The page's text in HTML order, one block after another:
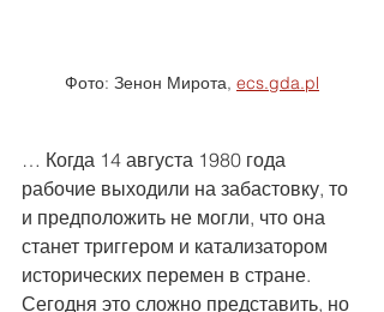
Фото: Зенон Мирота, ecs.gda.pl
… Когда 14 августа 1980 года
рабочие выходили на забастовку, то
и предположить не могли, что она
станет триггером и катализатором
исторических перемен в стране.
Сегодня это сложно представить, но